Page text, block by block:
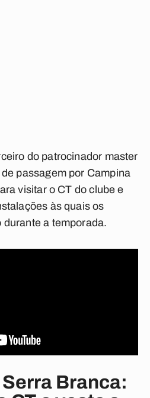
do patrocinador master
passagem por Campina
visitar o CT do clube e
às quais os
a temporada.
Branca: